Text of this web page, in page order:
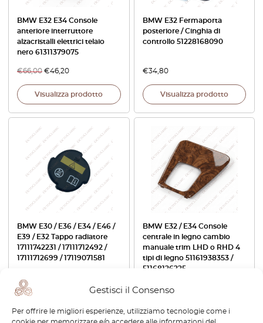
Gestisci il Consenso
Per offrire le migliori esperienze, utilizziamo tecnologie come i
cookie per memorizzare e/o accedere alle informazioni del
BMW E32 E34 Console
anteriore interruttore
alzacristalli elettrici telaio
nero 61311379075
€66,00 €46,20
Visualizza prodotto
BMW E32 Fermaporta
posteriore / Cinghia di
controllo 51228168090
€34,80
Visualizza prodotto
BMW E30 / E36 / E34 / E46 /
E39 / E32 Tappo radiatore
17111742231 / 17111712492 /
17111712699 / 17119071581
€25,20
Visualizza prodotto
BMW E32 / E34 Console
centrale in legno cambio
manuale trim LHD o RHD 4
tipi di legno 51161938353 /
51168126225
€504,00
Visualizza prodotto